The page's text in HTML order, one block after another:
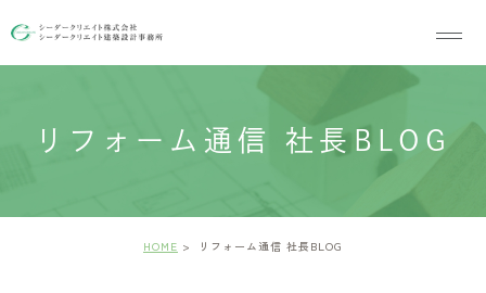
リフォーム通信 社長BLOG
HOME リフォーム通信 社長BLOG